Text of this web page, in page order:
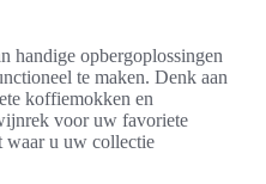
handige opbergoplossingen
te maken. Denk aan
koffiemokken en
voor uw favoriete
waar u uw collectie